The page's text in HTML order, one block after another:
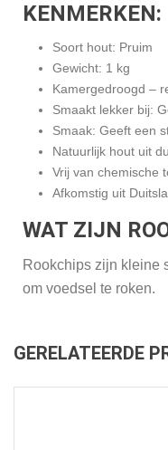
KENMERKEN:
Soort hout: Pruim
Gewicht: 1 kg
Kamergedroogd –
Smaakt lekker bij:
Smaak: Geeft een
Natuurlijk hout uit
Vrij van chemische
Afkomstig uit
WAT ZIJN
Rookchips zijn kleine
om voedsel te roken.
GERELATEERDE